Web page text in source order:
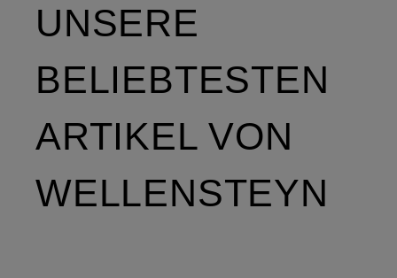
UNSERE
BELIEBTESTEN
ARTIKEL VON
WELLENSTEYN